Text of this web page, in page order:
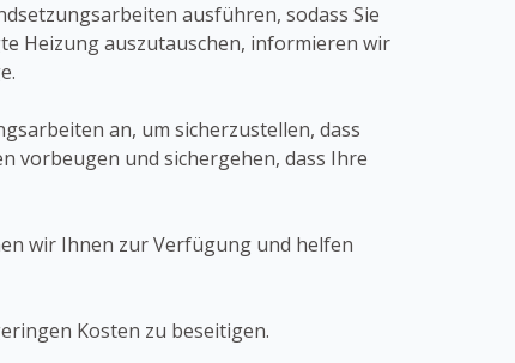
ausführen, sodass Sie
Heizung auszutauschen, informieren wir
an, um sicherzustellen, dass
vorbeugen und sichergehen, dass Ihre
wir Ihnen zur Verfügung und helfen
Kosten zu beseitigen.